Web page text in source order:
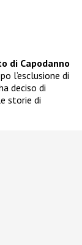
di Capodanno
l’esclusione di
deciso di
storie di